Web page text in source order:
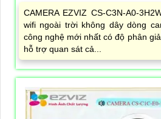
CAMERA EZVIZ CS-C3N-A0-
wifi ngoài trời không dây dòng
công nghệ mới nhất có độ phân
hỗ trợ quan sát cả...